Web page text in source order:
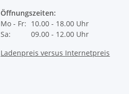
Öffnungszeiten:
Mo - Fr: 10.00 - 18.00 Uhr
Sa:
09.00 - 12.00 Uhr
Ladenpreis versus Internetpreis